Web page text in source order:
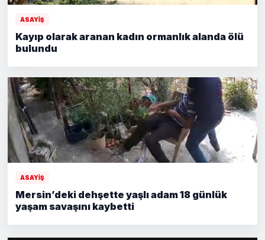
ASAYİŞ
Kayıp olarak aranan kadın ormanlık alanda ölü
bulundu
ASAYİŞ
Mersin’deki dehşette yaşlı adam 18 günlük
yaşam savaşını kaybetti